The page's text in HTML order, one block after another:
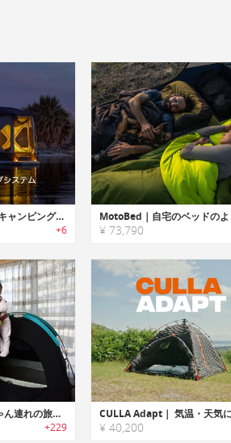
Space Acacia｜3in1キャンピングシステム
+6 ¥ 73,790
SlumberPod｜赤ちゃん連れの旅行で活躍する乳児・幼児用プライバシーポッド「スランバーポッド」
+229 ¥ 40,200